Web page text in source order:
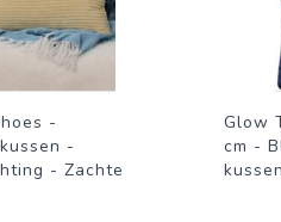
-
-
- Zachte
Glow
cm -